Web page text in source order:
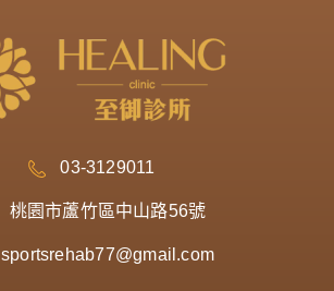
03-3129011
桃園市蘆竹區中山路56號
sportsrehab77@gmail.com